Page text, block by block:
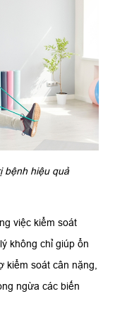
bệnh hiệu quả
việc kiểm soát
không chỉ giúp ổn
soát cân nặng,
ngừa các biến